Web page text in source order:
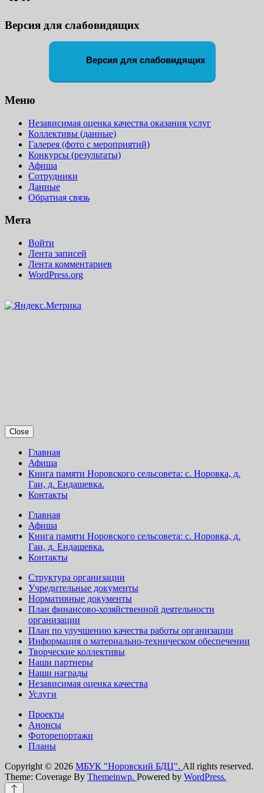
Версия для слабовидящих
Версия для слабовидящих
Меню
Независимая оценка качества оказания услуг
Коллективы (данные)
Галерея (фото с мероприятий)
Конкурсы (результаты)
Афиша
Сотрудники
Данные
Обратная связь
Мета
Войти
Лента записей
Лента комментариев
WordPress.org
Close
Главная
Афиша
Книга памяти Норовского сельсовета: с. Норовка, д.
Гаи, д. Ендашевка.
Контакты
Главная
Афиша
Книга памяти Норовского сельсовета: с. Норовка, д.
Гаи, д. Ендашевка.
Контакты
Структура организации
Учредительные документы
Нормативные документы
План финансово-хозяйственной деятельности
организации
План по улучшению качества работы организации
Информация о материально-техническом обеспечении
Творческие коллективы
Наши партнеры
Наши награды
Независимая оценка качества
Услуги
Проекты
Анонсы
Фоторепортажи
Планы
Copyright © 2026 МБУК "Норовский БДЦ". All rights reserved.
Theme: Coverage By Themeinwp. Powered by WordPress.